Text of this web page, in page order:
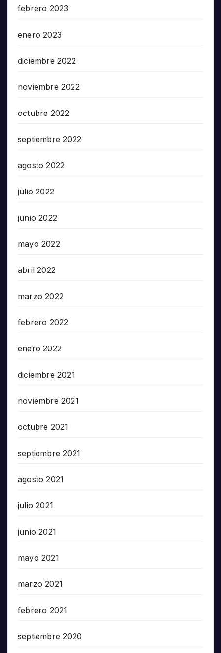
febrero 2023
enero 2023
diciembre 2022
noviembre 2022
octubre 2022
septiembre 2022
agosto 2022
julio 2022
junio 2022
mayo 2022
abril 2022
marzo 2022
febrero 2022
enero 2022
diciembre 2021
noviembre 2021
octubre 2021
septiembre 2021
agosto 2021
julio 2021
junio 2021
mayo 2021
marzo 2021
febrero 2021
septiembre 2020